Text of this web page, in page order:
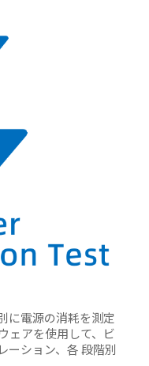
に電源の消耗を測定
ェアを使用して、ビ
ーション、各 段階別